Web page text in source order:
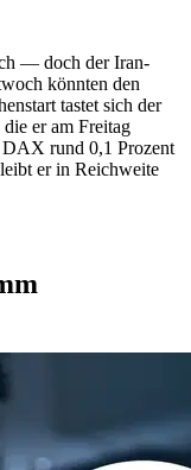
— doch der Iran-
könnten den
tastet sich der
er am Freitag
DAX rund 0,1 Prozent
er in Reichweite